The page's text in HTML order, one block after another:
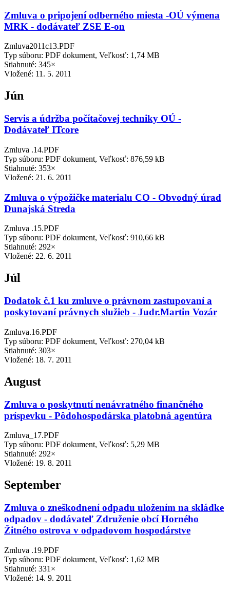
Zmluva o pripojení odberného miesta -OÚ výmena
MRK - dodávateľ ZSE E-on
Zmluva2011c13.PDF
Typ súboru: PDF dokument, Veľkosť: 1,74 MB
Stiahnuté: 345×
Vložené: 11. 5. 2011
Jún
Servis a údržba počítačovej techniky OÚ -
Dodávateľ ITcore
Zmluva .14.PDF
Typ súboru: PDF dokument, Veľkosť: 876,59 kB
Stiahnuté: 353×
Vložené: 21. 6. 2011
Zmluva o výpožičke materialu CO - Obvodný úrad
Dunajská Streda
Zmluva .15.PDF
Typ súboru: PDF dokument, Veľkosť: 910,66 kB
Stiahnuté: 292×
Vložené: 22. 6. 2011
Júl
Dodatok č.1 ku zmluve o právnom zastupovaní a
poskytovaní právnych služieb - Judr.Martin Vozár
Zmluva.16.PDF
Typ súboru: PDF dokument, Veľkosť: 270,04 kB
Stiahnuté: 303×
Vložené: 18. 7. 2011
August
Zmluva o poskytnutí nenávratného finančného
príspevku - Pôdohospodárska platobná agentúra
Zmluva_17.PDF
Typ súboru: PDF dokument, Veľkosť: 5,29 MB
Stiahnuté: 292×
Vložené: 19. 8. 2011
September
Zmluva o zneškodnení odpadu uložením na skládke
odpadov - dodávateľ Združenie obcí Horného
Žitného ostrova v odpadovom hospodárstve
Zmluva .19.PDF
Typ súboru: PDF dokument, Veľkosť: 1,62 MB
Stiahnuté: 331×
Vložené: 14. 9. 2011